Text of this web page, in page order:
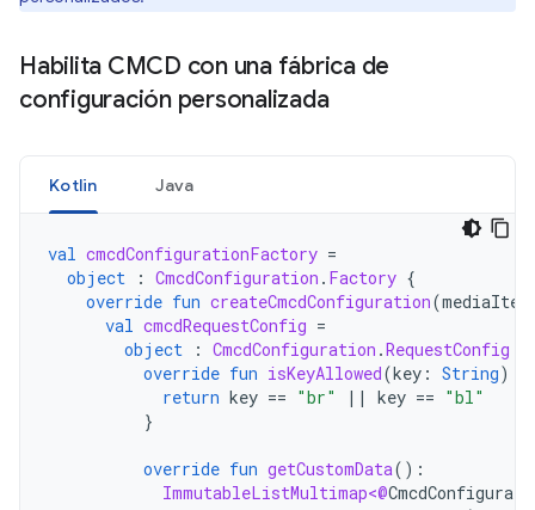
Habilita CMCD con una fábrica de
configuración personalizada
Kotlin Java
val cmcdConfigurationFactory =
object
: CmcdConfiguration . Factory {
override fun createCmcdConfiguration(mediaItem
val cmcdRequestConfig =
object
: CmcdConfiguration .RequestConfig
override fun isKeyAllowed(key : String):
return key == "br" || key == "bl"
}
override fun getCustomData():
ImmutableListMultimap<@